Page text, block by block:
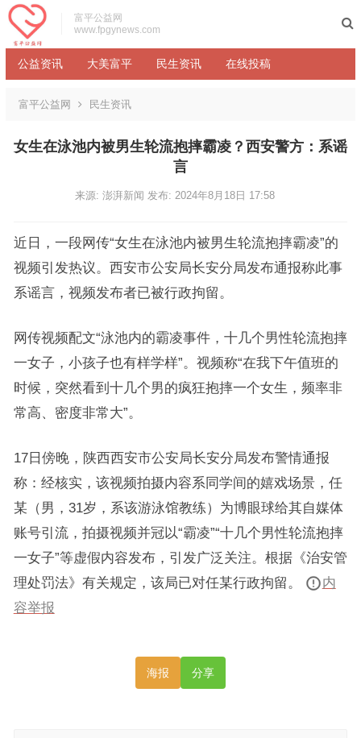
富平公益网
www.fpgynews.com
公益资讯 大美富平 民生资讯 在线投稿
富平公益网 民生资讯
女生在泳池内被男生轮流抱摔霸凌？西安警方：系谣
言
来源: 澎湃新闻 发布: 2024年8月18日 17:58
近日，一段网传“女生在泳池内被男生轮流抱摔霸凌”的
视频引发热议。西安市公安局长安分局发布通报称此事
系谣言，视频发布者已被行政拘留。
网传视频配文“泳池内的霸凌事件，十几个男性轮流抱摔
一女子，小孩子也有样学样”。视频称“在我下午值班的
时候，突然看到十几个男的疯狂抱摔一个女生，频率非
常高、密度非常大”。
17日傍晚，陕西西安市公安局长安分局发布警情通报
称：经核实，该视频拍摄内容系同学间的嬉戏场景，任
某（男，31岁，系该游泳馆教练）为博眼球给其自媒体
账号引流，拍摄视频并冠以“霸凌”“十几个男性轮流抱摔
一女子”等虚假内容发布，引发广泛关注。根据《治安管
理处罚法》有关规定，该局已对任某行政拘留。
内
容举报
海报 分享